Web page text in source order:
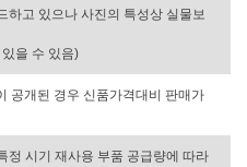
하고 있으나 사진의 특성상 실물보
을 수 있음)
공개된 경우 신품가격대비 판매가
정 시기 재사용 부품 공급량에 따라